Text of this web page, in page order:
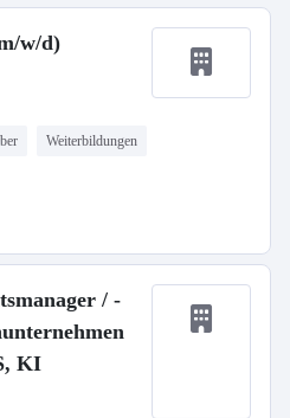
w/d)
Weiterbildungen
/ -
KI